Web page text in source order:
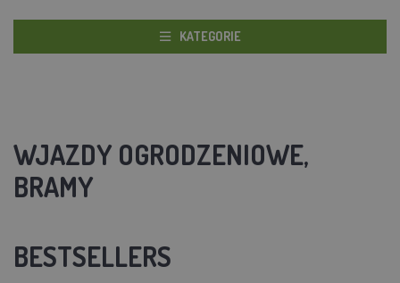
KATEGORIE
WJAZDY OGRODZENIOWE,
BRAMY
BESTSELLERS